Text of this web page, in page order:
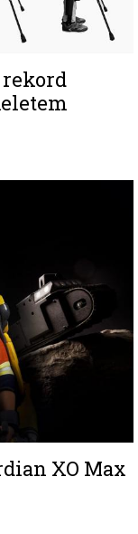
XO Max